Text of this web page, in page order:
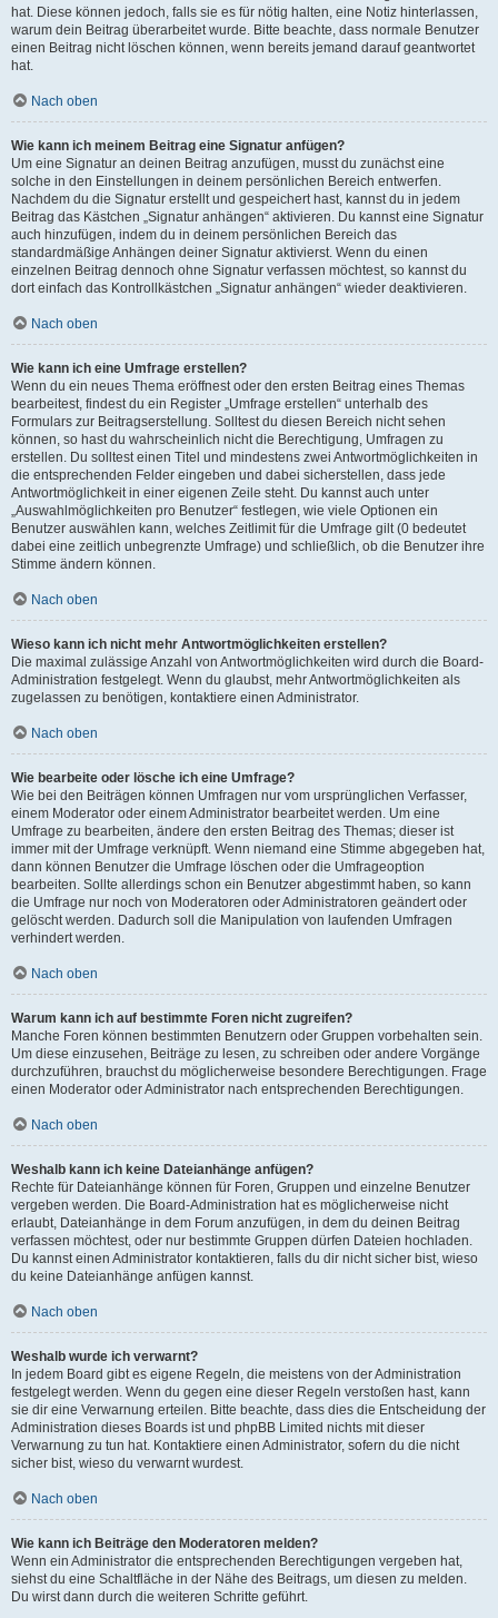
hat. Diese können jedoch, falls sie es für nötig halten, eine Notiz hinterlassen,
warum dein Beitrag überarbeitet wurde. Bitte beachte, dass normale Benutzer
einen Beitrag nicht löschen können, wenn bereits jemand darauf geantwortet
hat.
Nach oben
Wie kann ich meinem Beitrag eine Signatur anfügen?
Um eine Signatur an deinen Beitrag anzufügen, musst du zunächst eine
solche in den Einstellungen in deinem persönlichen Bereich entwerfen.
Nachdem du die Signatur erstellt und gespeichert hast, kannst du in jedem
Beitrag das Kästchen „Signatur anhängen“ aktivieren. Du kannst eine Signatur
auch hinzufügen, indem du in deinem persönlichen Bereich das
standardmäßige Anhängen deiner Signatur aktivierst. Wenn du einen
einzelnen Beitrag dennoch ohne Signatur verfassen möchtest, so kannst du
dort einfach das Kontrollkästchen „Signatur anhängen“ wieder deaktivieren.
Nach oben
Wie kann ich eine Umfrage erstellen?
Wenn du ein neues Thema eröffnest oder den ersten Beitrag eines Themas
bearbeitest, findest du ein Register „Umfrage erstellen“ unterhalb des
Formulars zur Beitragserstellung. Solltest du diesen Bereich nicht sehen
können, so hast du wahrscheinlich nicht die Berechtigung, Umfragen zu
erstellen. Du solltest einen Titel und mindestens zwei Antwortmöglichkeiten in
die entsprechenden Felder eingeben und dabei sicherstellen, dass jede
Antwortmöglichkeit in einer eigenen Zeile steht. Du kannst auch unter
„Auswahlmöglichkeiten pro Benutzer“ festlegen, wie viele Optionen ein
Benutzer auswählen kann, welches Zeitlimit für die Umfrage gilt (0 bedeutet
dabei eine zeitlich unbegrenzte Umfrage) und schließlich, ob die Benutzer ihre
Stimme ändern können.
Nach oben
Wieso kann ich nicht mehr Antwortmöglichkeiten erstellen?
Die maximal zulässige Anzahl von Antwortmöglichkeiten wird durch die Board-
Administration festgelegt. Wenn du glaubst, mehr Antwortmöglichkeiten als
zugelassen zu benötigen, kontaktiere einen Administrator.
Nach oben
Wie bearbeite oder lösche ich eine Umfrage?
Wie bei den Beiträgen können Umfragen nur vom ursprünglichen Verfasser,
einem Moderator oder einem Administrator bearbeitet werden. Um eine
Umfrage zu bearbeiten, ändere den ersten Beitrag des Themas; dieser ist
immer mit der Umfrage verknüpft. Wenn niemand eine Stimme abgegeben hat,
dann können Benutzer die Umfrage löschen oder die Umfrageoption
bearbeiten. Sollte allerdings schon ein Benutzer abgestimmt haben, so kann
die Umfrage nur noch von Moderatoren oder Administratoren geändert oder
gelöscht werden. Dadurch soll die Manipulation von laufenden Umfragen
verhindert werden.
Nach oben
Warum kann ich auf bestimmte Foren nicht zugreifen?
Manche Foren können bestimmten Benutzern oder Gruppen vorbehalten sein.
Um diese einzusehen, Beiträge zu lesen, zu schreiben oder andere Vorgänge
durchzuführen, brauchst du möglicherweise besondere Berechtigungen. Frage
einen Moderator oder Administrator nach entsprechenden Berechtigungen.
Nach oben
Weshalb kann ich keine Dateianhänge anfügen?
Rechte für Dateianhänge können für Foren, Gruppen und einzelne Benutzer
vergeben werden. Die Board-Administration hat es möglicherweise nicht
erlaubt, Dateianhänge in dem Forum anzufügen, in dem du deinen Beitrag
verfassen möchtest, oder nur bestimmte Gruppen dürfen Dateien hochladen.
Du kannst einen Administrator kontaktieren, falls du dir nicht sicher bist, wieso
du keine Dateianhänge anfügen kannst.
Nach oben
Weshalb wurde ich verwarnt?
In jedem Board gibt es eigene Regeln, die meistens von der Administration
festgelegt werden. Wenn du gegen eine dieser Regeln verstoßen hast, kann
sie dir eine Verwarnung erteilen. Bitte beachte, dass dies die Entscheidung der
Administration dieses Boards ist und phpBB Limited nichts mit dieser
Verwarnung zu tun hat. Kontaktiere einen Administrator, sofern du die nicht
sicher bist, wieso du verwarnt wurdest.
Nach oben
Wie kann ich Beiträge den Moderatoren melden?
Wenn ein Administrator die entsprechenden Berechtigungen vergeben hat,
siehst du eine Schaltfläche in der Nähe des Beitrags, um diesen zu melden.
Du wirst dann durch die weiteren Schritte geführt.